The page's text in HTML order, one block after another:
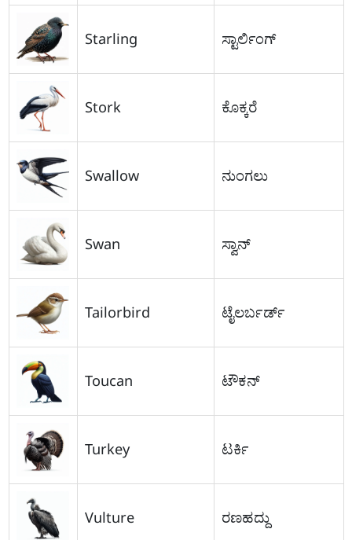
Starling ಸ್ಟಾರ್ಲಿಂಗ್
Stork ಕೊಕ್ಕರೆ
Swallow ನುಂಗಲು
Swan ಸ್ವಾನ್
Tailorbird ಟೈಲರ್ಬರ್ಡ್
Toucan ಟೌಕನ್
Turkey ಟರ್ಕಿ
Vulture ರಣಹದ್ದು